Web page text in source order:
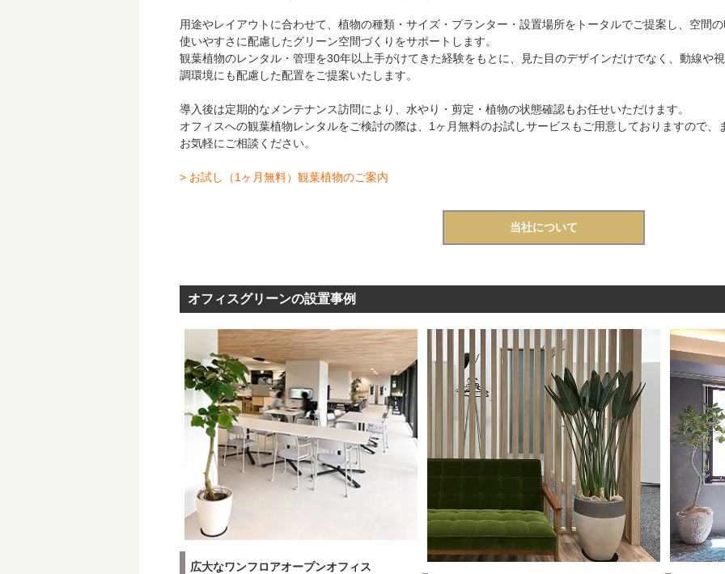
用途やレイアウトに合わせて、植物の種類・サイズ・プランター・設置場所をトータルでご提案し、空間
使いやすさに配慮したグリーン空間づくりをサポートします。
観葉植物のレンタル・管理を30年以上手がけてきた経験をもとに、見た目のデザインだけでなく、動線や
調環境にも配慮した配置をご提案いたします。
導入後は定期的なメンテナンス訪問により、水やり・剪定・植物の状態確認もお任せいただけます。
オフィスへの観葉植物レンタルをご検討の際は、1ヶ月無料のお試しサービスもご用意しておりますので、
お気軽にご相談ください。
> お試し（1ヶ月無料）観葉植物のご案内
当社について
オフィスグリーンの設置事例
広大なワンフロアオープンオフィス